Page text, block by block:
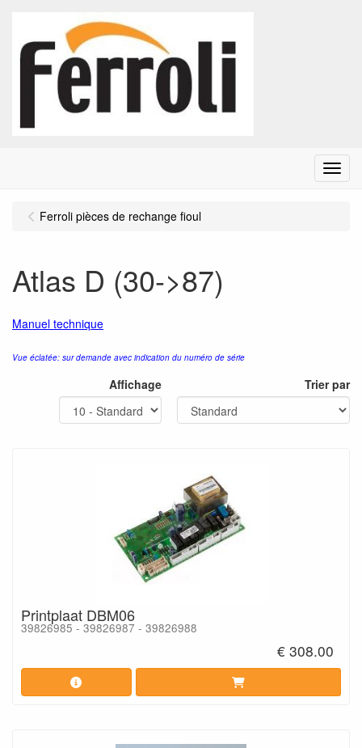
Menu
Ferroli pièces de rechange fioul
Atlas D (30->87)
Manuel technique
Vue éclatée: sur demande avec indication du numéro de série
Affichage Trier par
Printplaat DBM06
39826985 - 39826987 - 39826988
€ 308.00